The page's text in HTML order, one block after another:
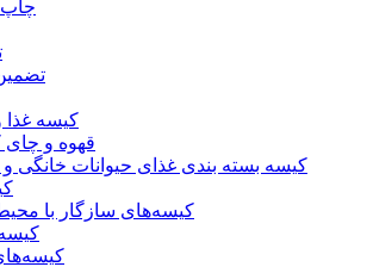
چاپ
کیسه غذا
قهوه و
کیسه بسته بندی غذای حیوانات خانگی
کیسه‌های سازگار با